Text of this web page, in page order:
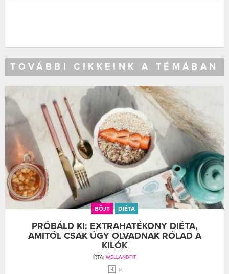
TOVÁBBI CIKKEINK A TÉMÁBAN
BÖJT DIÉTA
PRÓBÁLD KI: EXTRAHATÉKONY DIÉTA,
AMITŐL CSAK ÚGY OLVADNAK RÓLAD A
KILÓK
ÍRTA: WELLANDFIT
0